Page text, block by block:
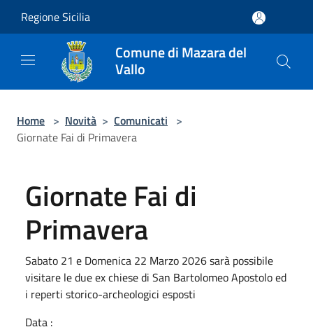
Regione Sicilia
Comune di Mazara del
Vallo
Home > Novità > Comunicati >
Giornate Fai di Primavera
Giornate Fai di
Primavera
Sabato 21 e Domenica 22 Marzo 2026 sarà possibile
visitare le due ex chiese di San Bartolomeo Apostolo ed
i reperti storico-archeologici esposti
Data :